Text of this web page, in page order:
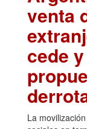
venta
cede
La